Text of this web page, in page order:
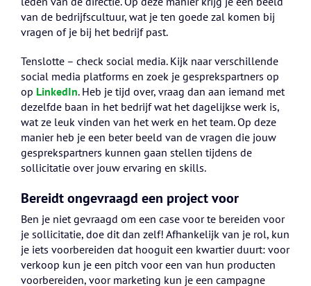
van de bedrijfscultuur, wat je ten goede zal komen bij
vragen of je bij het bedrijf past.
Tenslotte – check social media. Kijk naar verschillende
social media platforms en zoek je gesprekspartners op
op LinkedIn. Heb je tijd over, vraag dan aan iemand met
dezelfde baan in het bedrijf wat het dagelijkse werk is,
wat ze leuk vinden van het werk en het team. Op deze
manier heb je een beter beeld van de vragen die jouw
gesprekspartners kunnen gaan stellen tijdens de
sollicitatie over jouw ervaring en skills.
Bereidt ongevraagd een project voor
Ben je niet gevraagd om een case voor te bereiden voor
je sollicitatie, doe dit dan zelf! Afhankelijk van je rol, kun
je iets voorbereiden dat hooguit een kwartier duurt: voor
verkoop kun je een pitch voor een van hun producten
voorbereiden, voor marketing kun je een campagne